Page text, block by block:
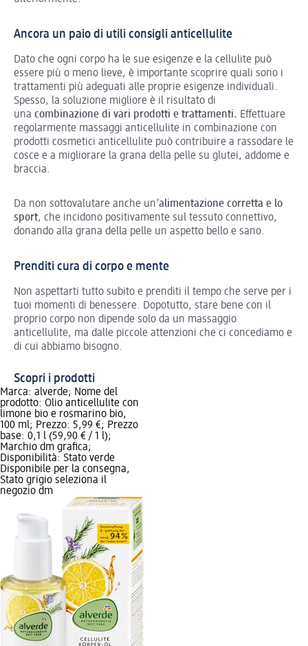
Ancora un paio di utili consigli anticellulite
Dato che ogni corpo ha le sue esigenze e la cellulite può
essere più o meno lieve, è importante scoprire quali sono i
trattamenti più adeguati alle proprie esigenze individuali.
Spesso, la soluzione migliore è il risultato di
una combinazione di vari prodotti e trattamenti. Effettuare
regolarmente massaggi anticellulite in combinazione con
prodotti cosmetici anticellulite può contribuire a rassodare le
cosce e a migliorare la grana della pelle su glutei, addome e
braccia.
Da non sottovalutare anche un’alimentazione corretta e lo
sport, che incidono positivamente sul tessuto connettivo,
donando alla grana della pelle un aspetto bello e sano.
Prenditi cura di corpo e mente
Non aspettarti tutto subito e prenditi il tempo che serve per i
tuoi momenti di benessere. Dopotutto, stare bene con il
proprio corpo non dipende solo da un massaggio
anticellulite, ma dalle piccole attenzioni che ci concediamo e
di cui abbiamo bisogno.
Scopri i prodotti
Marca: alverde; Nome del
prodotto: Olio anticellulite con
limone bio e rosmarino bio,
100 ml; Prezzo: 5,99 €; Prezzo
base: 0,1 l (59,90 € / 1 l);
Marchio dm grafica;
Disponibilità: Stato verde
Disponibile per la consegna,
Stato grigio seleziona il
negozio dm